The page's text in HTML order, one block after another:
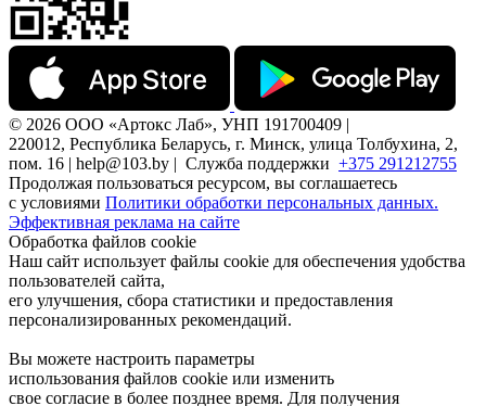
© 2026 ООО «Артокс Лаб», УНП 191700409 |
220012, Республика Беларусь, г. Минск, улица Толбухина, 2,
пом. 16 | help@103.by | Служба поддержки +375 291212755
Продолжая пользоваться ресурсом, вы соглашаетесь
с условиями Политики обработки персональных данных.
Эффективная реклама на сайте
Обработка файлов cookie
Наш сайт использует файлы cookie для обеспечения удобства
пользователей сайта,
его улучшения, сбора статистики и предоставления
персонализированных рекомендаций.
Вы можете настроить параметры
использования файлов cookie или изменить
свое согласие в более позднее время. Для получения